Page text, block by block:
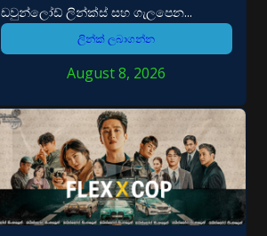
ඩවුන්ලෝඩ් ලින්ක්ස් සහ ගැලපෙන...
ලින්ක් ලබාගන්න
August 8, 2026